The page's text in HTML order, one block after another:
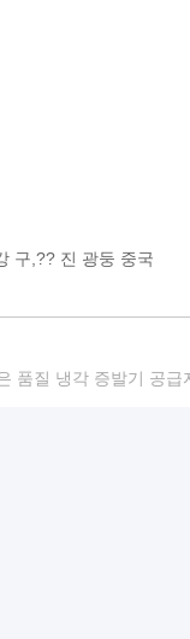
구,?? 진 광둥 중국
품질 냉각 증발기 공